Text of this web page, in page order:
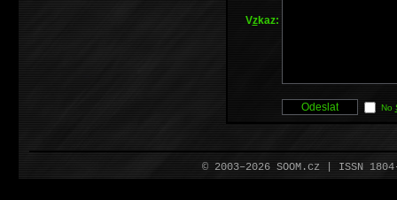
Vzkaz:
No
© 2003–2026 SOOM.cz | ISSN